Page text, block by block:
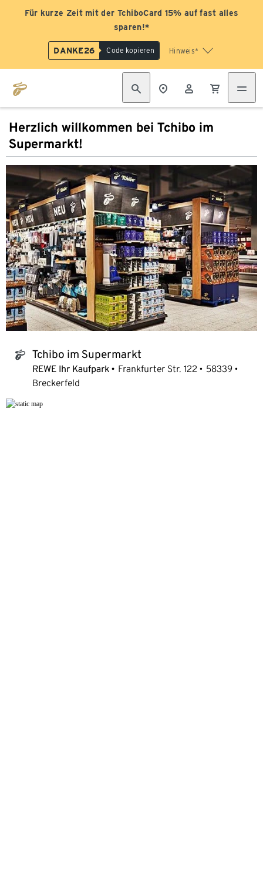
Für kurze Zeit mit der TchiboCard 15% auf fast alles
sparen!*
DANKE26 Code kopieren Hinweis*
Herzlich willkommen bei Tchibo im
Supermarkt!
tchibo_logo Tchibo im Supermarkt
REWE Ihr Kaufpark Frankfurter Str. 122
58339
Breckerfeld